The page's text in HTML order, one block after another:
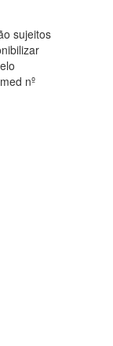
sujeitos
nº